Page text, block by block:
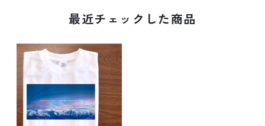
最近チェックした商品